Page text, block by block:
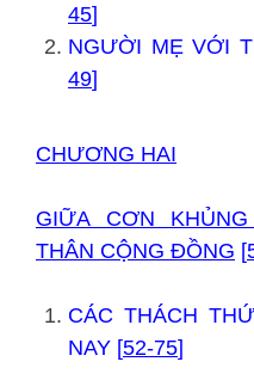
45]
NGƯỜI MẸ VỚI
49]
CHƯƠNG HAI
GIỮA CƠN
THÂN CỘNG ĐỒNG [
CÁC THÁCH
NAY [52-75]